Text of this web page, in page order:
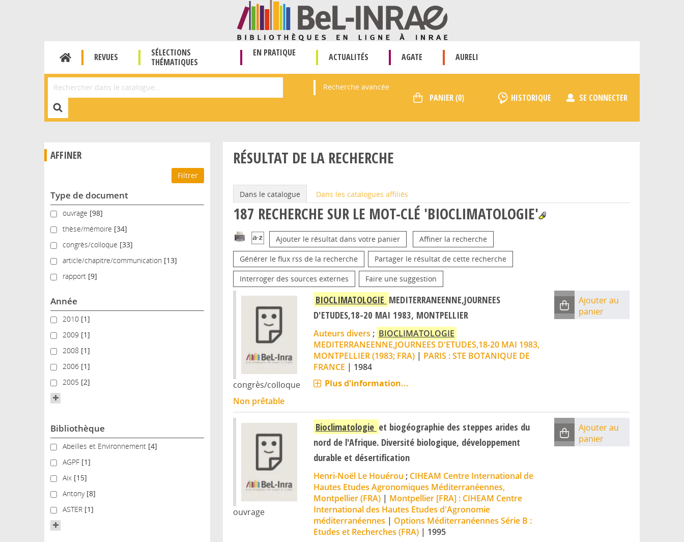
REVUES
SÉLECTIONS
THÉMATIQUES
EN PRATIQUE ACTUALITÉS AGATE AURELI
Affiner la Recherche Recherche avancée
HISTORIQUE SE CONNECTER
AFFINER
Type de document
ouvrageouvrage [98]
thèse/mémoire
thèse/mémoire [34]
congrès/colloque
congrès/colloque [33]
article/chapitre/communication
article/chapitre/communication [13]
rapportrapport [9]
Année
20102010 [1]
20092009 [1]
20082008 [1]
20062006 [1]
20052005 [2]
Bibliothèque
Abeilles et Environnement
Abeilles et Environnement [4]
AGPFAGPF [1]
Aix Aix [15]
AntonyAntony [8]
ASTERASTER [1]
RÉSULTAT DE LA RECHERCHE
Dans le catalogue Dans les catalogues affiliés
187 RECHERCHE SUR LE MOT-CLÉ 'BIOCLIMATOLOGIE'
Ajouter le résultat dans votre panier Affiner la recherche
Générer le flux rss de la recherche Partager le résultat de cette recherche
Interroger des sources externes Faire une suggestion
congrès/colloque
BIOCLIMATOLOGIE MEDITERRANEENNE,JOURNEES
D'ETUDES,18-20 MAI 1983, MONTPELLIER
Auteurs divers ; BIOCLIMATOLOGIE
MEDITERRANEENNE,JOURNEES D'ETUDES,18-20 MAI 1983,
MONTPELLIER (1983; FRA) | PARIS : STE BOTANIQUE DE
FRANCE | 1984
Plus d'information...
Ajouter au
panier
Non prêtable
ouvrage
Bioclimatologie et biogéographie des steppes arides du
nord de l'Afrique. Diversité biologique, développement
durable et désertification
Henri-Noël Le Houérou ; CIHEAM Centre International de
Hautes Etudes Agronomiques Méditerranéennes,
Montpellier (FRA) | Montpellier [FRA] : CIHEAM Centre
International des Hautes Etudes d'Agronomie
méditerranéennes | Options Méditerranéennes Série B :
Etudes et Recherches (FRA)| 1995
Ajouter au
panier